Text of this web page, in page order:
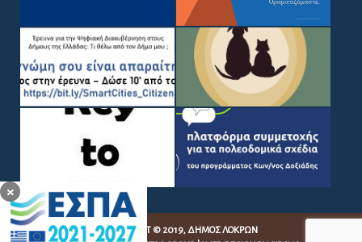
×
COPYRIGHT © 2019, ΔΉΜΟΣ ΛΟΚΡΏΝ